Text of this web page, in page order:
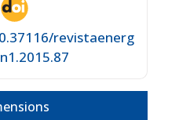
revistaenerg